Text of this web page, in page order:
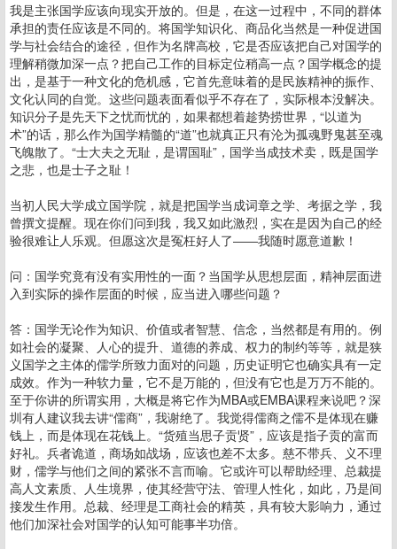
我是主张国学应该向现实开放的。但是，在这一过程中，不同的群体
承担的责任应该是不同的。将国学知识化、商品化当然是一种促进国
学与社会结合的途径，但作为名牌高校，它是否应该把自己对国学的
理解稍微加深一点？把自己工作的目标定位稍高一点？国学概念的提
出，是基于一种文化的危机感，它首先意味着的是民族精神的振作、
文化认同的自觉。这些问题表面看似乎不存在了，实际根本没解决。
知识分子是先天下之忧而忧的，如果都想着趁势捞世界，“以道为
术”的话，那么作为国学精髓的“道”也就真正只有沦为孤魂野鬼甚至魂
飞魄散了。“士大夫之无耻，是谓国耻”，国学当成技术卖，既是国学
之悲，也是士子之耻！
当初人民大学成立国学院，就是把国学当成词章之学、考据之学，我
曾撰文提醒。现在你们问到我，我又如此激烈，实在是因为自己的经
验很难让人乐观。但愿这次是冤枉好人了――我随时愿意道歉！
问：国学究竟有没有实用性的一面？当国学从思想层面，精神层面进
入到实际的操作层面的时候，应当进入哪些问题？
答：国学无论作为知识、价值或者智慧、信念，当然都是有用的。例
如社会的凝聚、人心的提升、道德的养成、权力的制约等等，就是狭
义国学之主体的儒学所致力面对的问题，历史证明它也确实具有一定
成效。作为一种软力量，它不是万能的，但没有它也是万万不能的。
至于你讲的所谓实用，大概是将它作为MBA或EMBA课程来说吧？深
圳有人建议我去讲“儒商”，我谢绝了。我觉得儒商之儒不是体现在赚
钱上，而是体现在花钱上。“货殖当思子贡贤”，应该是指子贡的富而
好礼。兵者诡道，商场如战场，应该也差不太多。慈不带兵、义不理
财，儒学与他们之间的紧张不言而喻。它或许可以帮助经理、总裁提
高人文素质、人生境界，使其经营守法、管理人性化，如此，乃是间
接发生作用。总裁、经理是工商社会的精英，具有较大影响力，通过
他们加深社会对国学的认知可能事半功倍。